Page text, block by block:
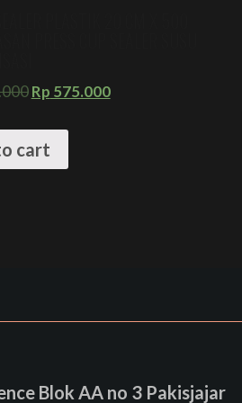
Rp 575.000
cart
Blok AA no 3 Pakisjajar